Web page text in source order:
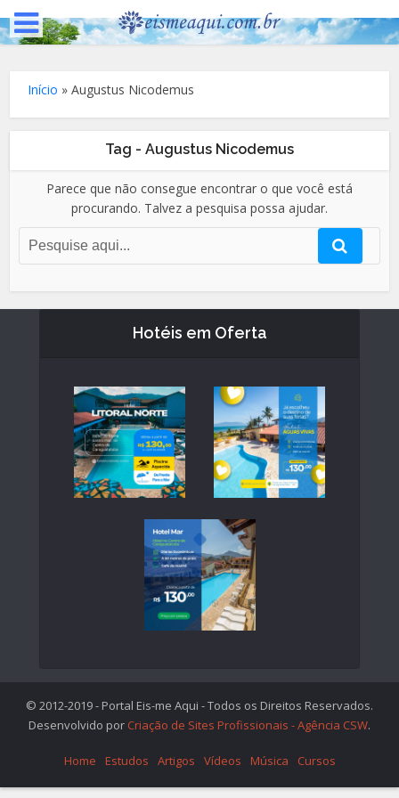
Início »Augustus Nicodemus
Tag - Augustus Nicodemus
Parece que não consegue encontrar o que você está
procurando. Talvez a pesquisa possa ajudar.
Hotéis em Oferta
© 2012-2019 - Portal Eis-me Aqui - Todos os Direitos Reservados.
Desenvolvido por Criação de Sites Profissionais - Agência CSW.
Home Estudos Artigos Vídeos Música Cursos